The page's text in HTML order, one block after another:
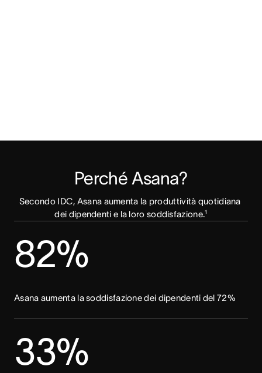
Perché Asana?
Secondo IDC, Asana aumenta la produttività quotidiana
dei dipendenti e la loro soddisfazione.¹
82%
Asana aumenta la soddisfazione dei dipendenti del 72%
33%